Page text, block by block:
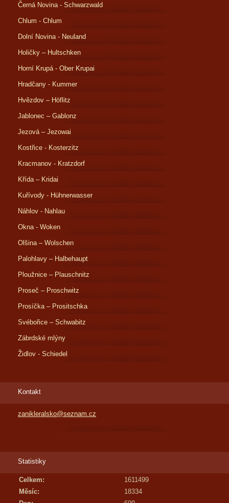
Černá Novina - Schwarzwald
Chlum - Chlum
Dolní Novina - Neuland
Holičky – Hultschken
Horní Krupá - Ober Krupai
Hradčany - Kummer
Hvězdov – Höflitz
Jablonec – Gablonz
Jezová – Jezowai
Kostřice - Kosterzitz
Kracmanov - Kratzdorf
Křída – Kridai
Kuřívody - Hühnerwasser
Náhlov - Nahlau
Okna - Woken
Olšina – Wolschen
Palohlavy – Halbehaupt
Ploužnice – Plauschnitz
Proseč – Proschwitz
Prosíčka – Prositschka
Svébořice – Schwabitz
Zábrdské mlýny
Židlov - Schiedel
Kontakt
zanikleralsko@seznam.cz
Statistiky
Celkem:
1611499
Měsíc:
18334